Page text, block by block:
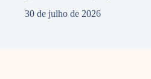
30 de julho de 2026